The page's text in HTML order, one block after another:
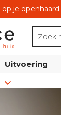
op je openhaard
Uitvoering